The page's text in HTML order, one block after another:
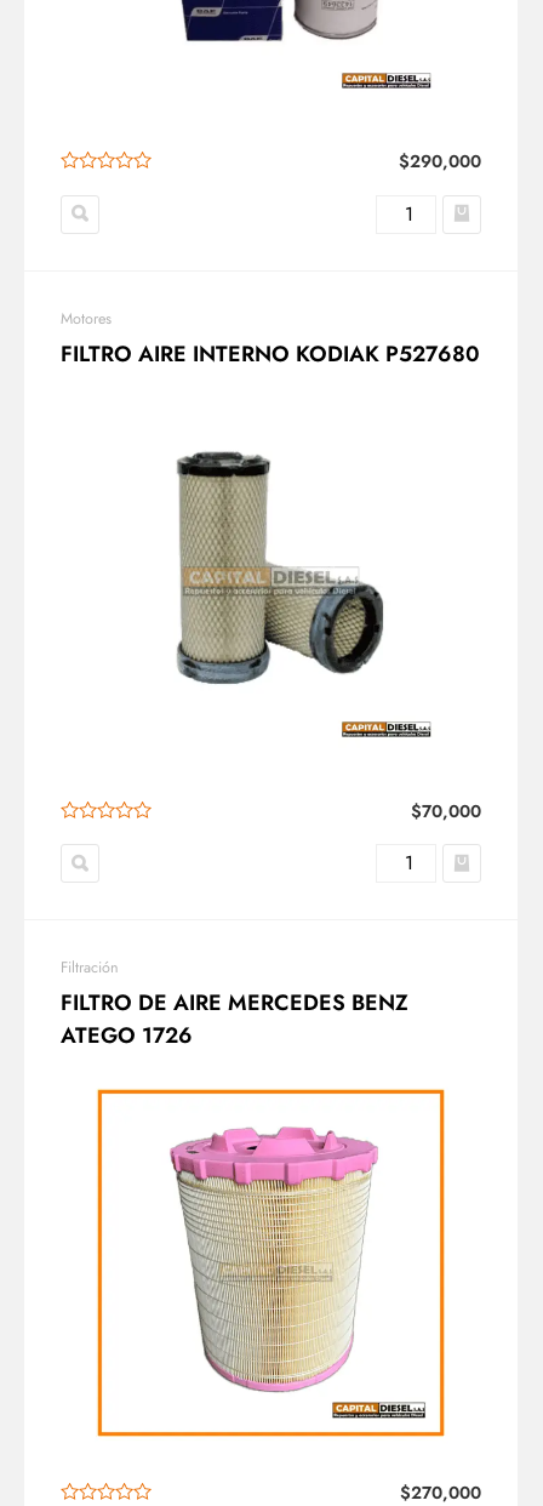
$290,000
Motores
FILTRO AIRE INTERNO KODIAK P527680
$70,000
Filtración
FILTRO DE AIRE MERCEDES BENZ
ATEGO 1726
$270,000